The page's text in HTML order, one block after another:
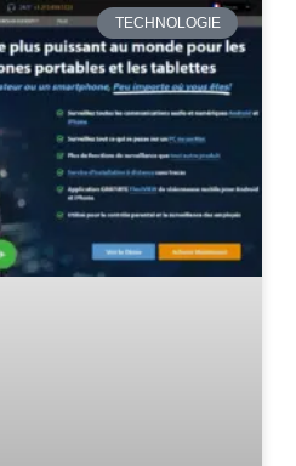
TECHNOLOGIE